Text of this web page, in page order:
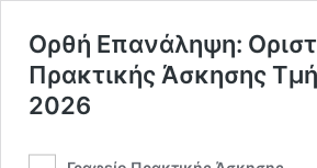
Ορθή Επανάληψη:
Πρακτικής Άσκησης
2026